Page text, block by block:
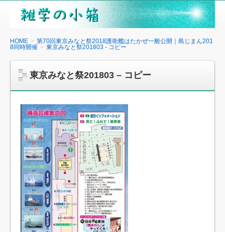
雑
の
箱
HOME
第70回東京みなと祭2018護衛艦はたかぜ一般公開｜島じまん201
8同時開催
東京みなと祭201803 - コピー
東京みなと祭201803 – コピー